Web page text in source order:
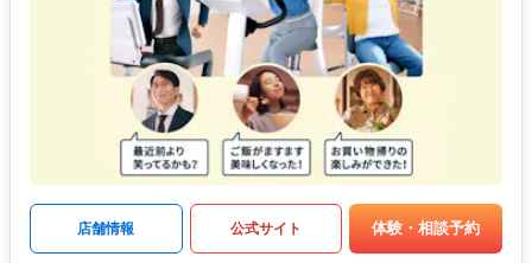
店舗情報 公式サイト 体験・相談予約